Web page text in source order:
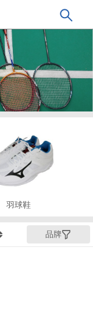
羽球鞋
品牌